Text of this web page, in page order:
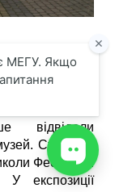
кафедри
творчості
відвідали
Студенти
Фесюка «І
експозиції